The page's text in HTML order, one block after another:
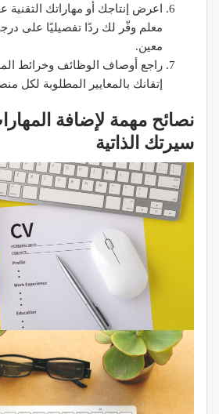
اعرض إنتاجك أو مهاراتك
معلم وفّر لك ردًا تفصيليًا على
معين.
راجع أوصاف الوظائف وخرائط
إتقانك بالمعايير المطلوبة لكل
نصائح مهمة لإضافة
سيرتك الذاتية